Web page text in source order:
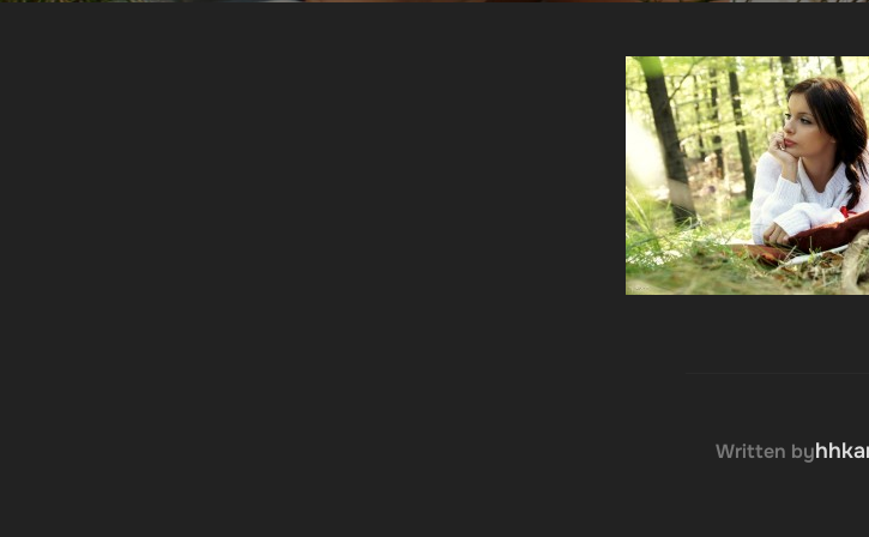
POST
Written by